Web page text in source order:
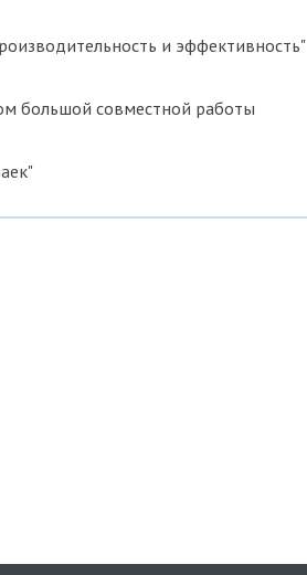
и эффективность"
большой совместной работы